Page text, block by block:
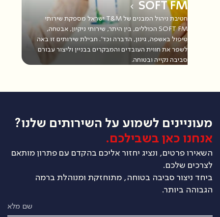
SOFT FM
חטיבת ניהול המבנים של T&M ישראל מספקת שירותי
SOFT FM הכוללים, בין היתר, שירותי ניקיון, אבטחה,
טיפול באשפה, גינון, הדברה וכד'. חבילת שירותים זו באה
לשפר את חווית העובדים והמבקרים בבניין וליצור עבורם
סביבה נקייה ובטוחה.
מעוניינים לשמוע על השירותים שלנו?
אנחנו כאן בשבילכם.
השאירו פרטים, ונציג יחזור אליכם בהקדם עם פתרון מותאם
לצרכים שלכם.
ביחד ניצור סביבה בטוחה, מתוחזקת ומנוהלת ברמה
הגבוהה ביותר.
שם מלא